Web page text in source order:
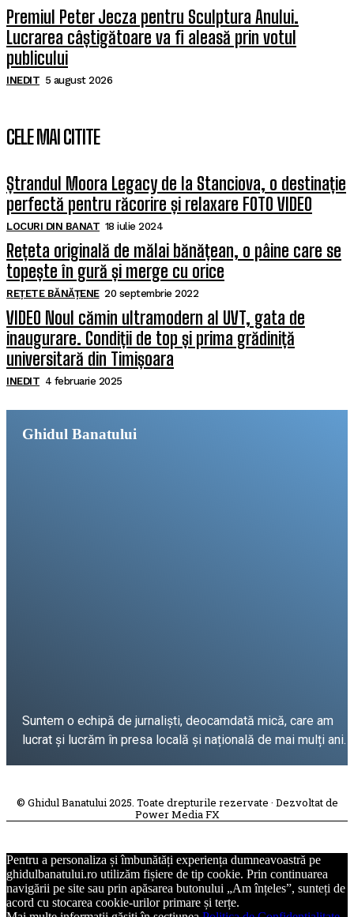
Premiul Peter Jecza pentru Sculptura Anului.
Lucrarea câștigătoare va fi aleasă prin votul
publicului
INEDIT 5 august 2026
CELE MAI CITITE
Ștrandul Moora Legacy de la Stanciova, o destinație
perfectă pentru răcorire și relaxare FOTO VIDEO
LOCURI DIN BANAT 18 iulie 2024
Rețeta originală de mălai bănățean, o pâine care se
topește în gură și merge cu orice
REȚETE BĂNĂȚENE 20 septembrie 2022
VIDEO Noul cămin ultramodern al UVT, gata de
inaugurare. Condiții de top și prima grădiniță
universitară din Timișoara
INEDIT 4 februarie 2025
Ghidul Banatului
Suntem o echipă de jurnaliști, deocamdată mică, care am
lucrat și lucrăm în presa locală și națională de mai mulți ani.
© Ghidul Banatului 2025. Toate drepturile rezervate · Dezvoltat de
Power Media FX
Pentru a personaliza și îmbunătăți experiența dumneavoastră pe
ghidulbanatului.ro utilizăm fișiere de tip cookie. Prin continuarea
navigării pe site sau prin apăsarea butonului „Am înțeles”, sunteți de
acord cu stocarea cookie-urilor primare și terțe.